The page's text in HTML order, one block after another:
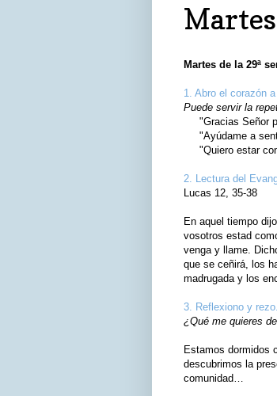
Martes de la 29ª
1. Abro el corazón a
Puede servir la
"Gracias Señor
"Ayúdame a
"Quiero estar
2. Lectura del
Lucas 12, 35-38
En aquel tiempo
vosotros estad
venga y llame.
que se ceñirá, los
madrugada y los
3. Reflexiono y
¿Qué me quieres
Estamos dormidos
descubrimos la
comunidad…